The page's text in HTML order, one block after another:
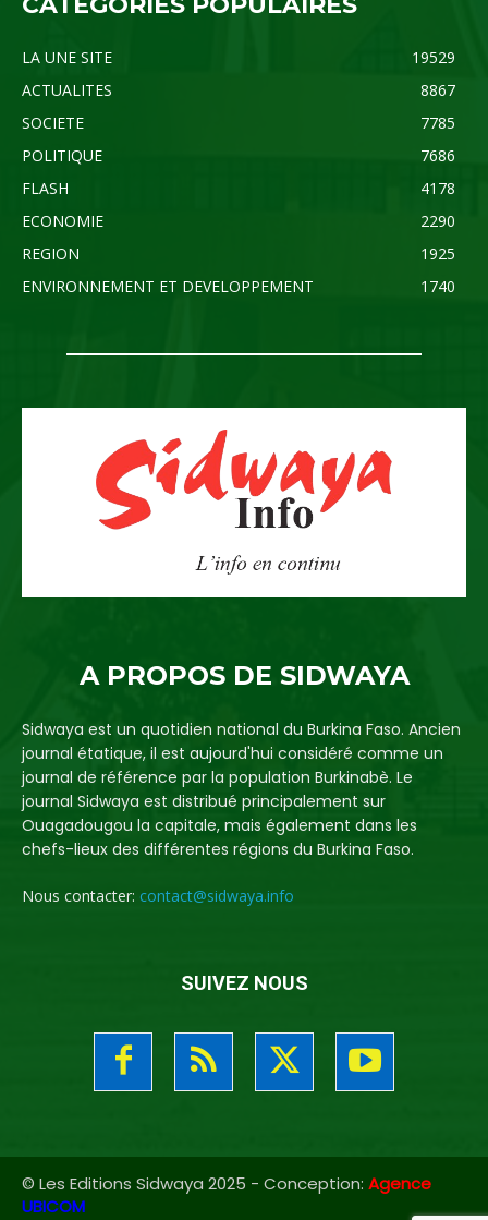
LA UNE SITE
19529
ACTUALITES
8867
SOCIETE
7785
POLITIQUE
7686
FLASH
4178
ECONOMIE
2290
REGION
1925
ENVIRONNEMENT ET DEVELOPPEMENT
1740
A PROPOS DE SIDWAYA
Sidwaya est un quotidien national du Burkina Faso. Ancien
journal étatique, il est aujourd'hui considéré comme un
journal de référence par la population Burkinabè. Le
journal Sidwaya est distribué principalement sur
Ouagadougou la capitale, mais également dans les
chefs-lieux des différentes régions du Burkina Faso.
Nous contacter: contact@sidwaya.info
SUIVEZ NOUS
© Les Editions Sidwaya 2025 - Conception: Agence
UBICOM